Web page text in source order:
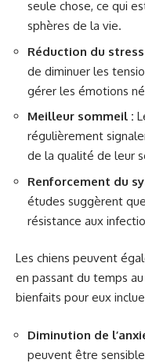
seule chose, ce qui
sphères de la vie.
Réduction du
de diminuer les
gérer les émotions
Meilleur sommeil :
régulièrement
de la qualité de leur
Renforcement du
études suggèrent
résistance aux
Les chiens peuvent
en passant du temps
bienfaits pour eux
Diminution de
peuvent être